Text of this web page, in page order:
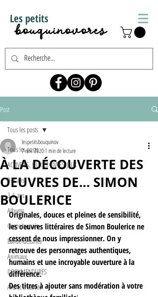
Les petits
bouquinovores
Post
Tous les posts
ACTIVITÉS, JEUX ET LIVRES-JEUX
0-3 ans
3-6 ans
Albums
Corps humain
Bande-dessinée
Animaux
DOCUMENTAIRES
Arts et créativité
Tous les posts
À LA DÉCOUVERTE DES
OEUVRES DE… SIMON
BOULERICE
lespetitsbouquinov
7 nov. 20201 min de lecture
Originales, douces et pleines de sensibilité,
les oeuvres littéraires de Simon Boulerice ne
cessent de nous impressionner. On y
retrouve des personnages authentiques,
humains et une incroyable ouverture à la
différence.
Des titres à ajouter sans modération à votre